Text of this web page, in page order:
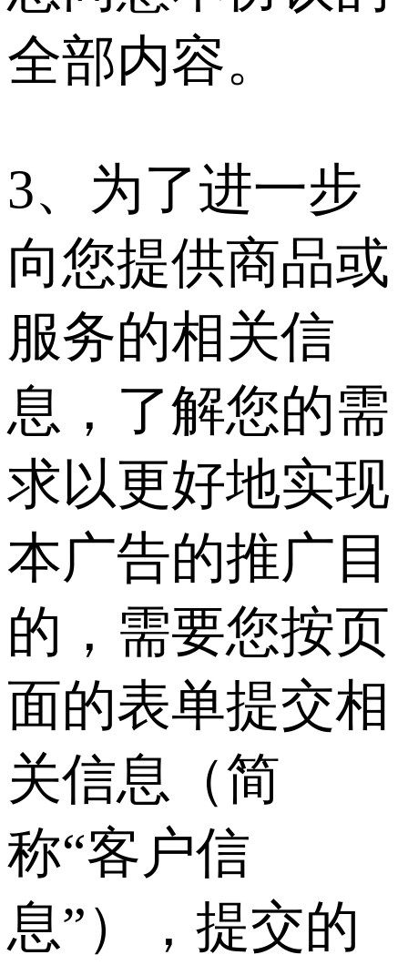
全部内容。
3、为了进一步
向您提供商品或
服务的相关信
息，了解您的需
求以更好地实现
本广告的推广目
的，需要您按页
面的表单提交相
关信息（简
称“客户信
息”），提交的